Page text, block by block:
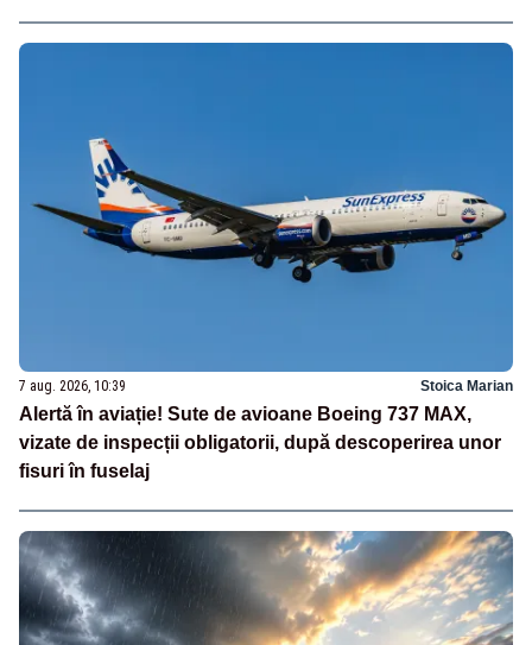
7 aug. 2026, 10:39 Stoica Marian
Alertă în aviație! Sute de avioane Boeing 737 MAX,
vizate de inspecții obligatorii, după descoperirea unor
fisuri în fuselaj